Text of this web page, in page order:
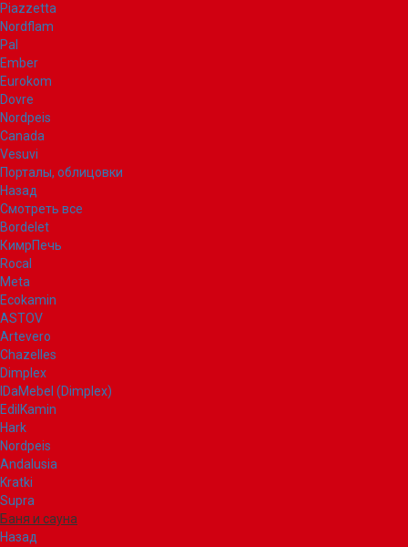
Piazzetta
Nordflam
Pal
Ember
Eurokom
Dovre
Nordpeis
Canada
Vesuvi
Порталы, облицовки
Назад
Смотреть все
Bordelet
КимрПечь
Rocal
Meta
Ecokamin
ASTOV
Artevero
Chazelles
Dimplex
IDaMebel (Dimplex)
EdilKamin
Hark
Nordpeis
Andalusia
Kratki
Supra
Баня и сауна
Назад